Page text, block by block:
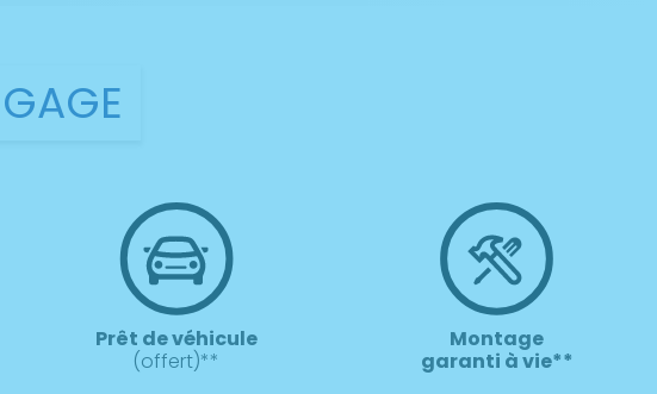
Prêt de véhicule
(offert)**
Montage
garanti à vie**